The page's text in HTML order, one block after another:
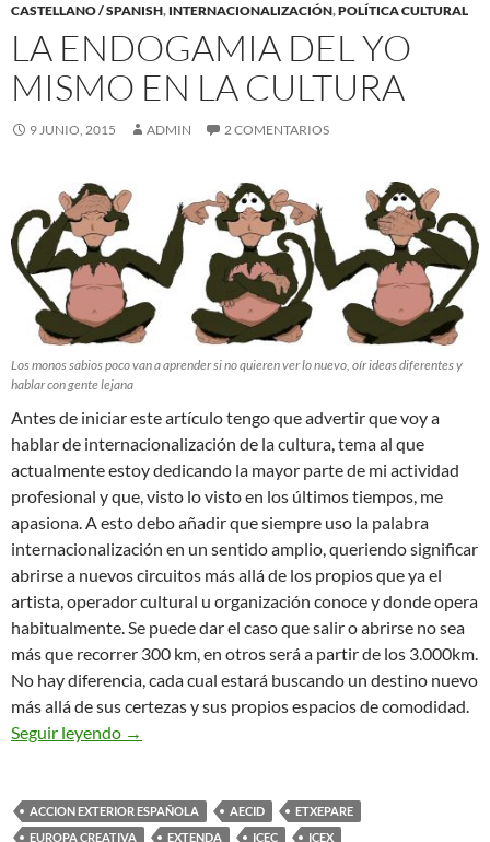
CASTELLANO / SPANISH, INTERNACIONALIZACIÓN,POLÍTICA CULTURAL
LA ENDOGAMIA DEL YO
MISMO EN LA CULTURA
9 JUNIO, 2015 ADMIN 2 COMENTARIOS
Los monos sabios poco van a aprender si no quieren ver lo nuevo, oír ideas diferentes y
hablar con gente lejana
Antes de iniciar este artículo tengo que advertir que voy a
hablar de internacionalización de la cultura, tema al que
actualmente estoy dedicando la mayor parte de mi actividad
profesional y que, visto lo visto en los últimos tiempos, me
apasiona. A esto debo añadir que siempre uso la palabra
internacionalización en un sentido amplio, queriendo significar
abrirse a nuevos circuitos más allá de los propios que ya el
artista, operador cultural u organización conoce y donde opera
habitualmente. Se puede dar el caso que salir o abrirse no sea
más que recorrer 300 km, en otros será a partir de los 3.000km.
No hay diferencia, cada cual estará buscando un destino nuevo
más allá de sus certezas y sus propios espacios de comodidad.
Seguir leyendo LA ENDOGAMIA DEL YO MISMO EN LA
→
ACCION EXTERIOR ESPAÑOLA AECID
ETXEPARE
EUROPA CREATIVA
EXTENDA ICEC ICEX